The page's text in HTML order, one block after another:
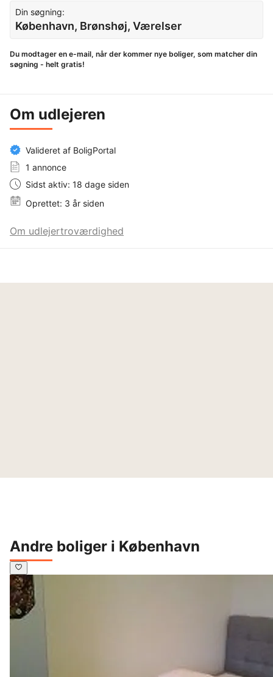
Din søgning:
København, Brønshøj, Værelser
Du modtager en e-mail, når der kommer nye boliger, som matcher din
søgning - helt gratis!
Om udlejeren
Valideret af BoligPortal
1 annonce
Sidst aktiv: 18 dage siden
Oprettet: 3 år siden
Om udlejertroværdighed
Andre boliger i København